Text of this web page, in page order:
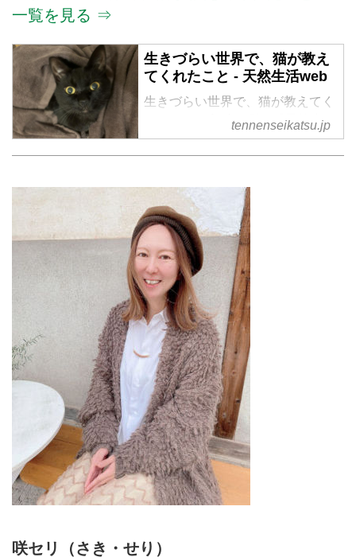
一覧を見る ⇒
生きづらい世界で、猫が教え
てくれたこと - 天然生活web
生きづらい世界で、猫が教えてく
れたこと の記事一覧 - 『天然生
活』が運営する暮らしの情報サイ
ト。食やファッション、暮らしの
の情報を毎日配信
tennenseikatsu.jp
咲セリ（さき・せり）